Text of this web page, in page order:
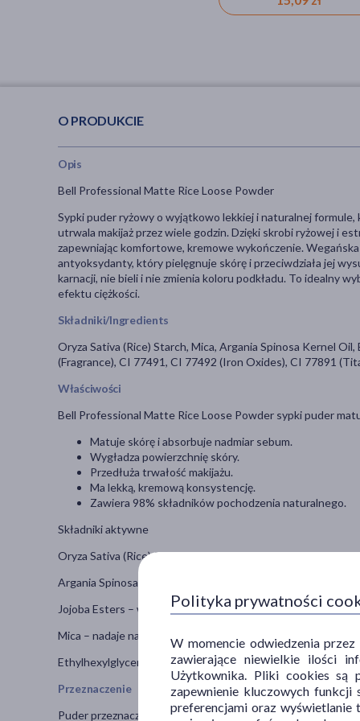
O PRODUKCIE
Opis
Bell Professional Matte Rice Loose Powder
Sypki puder ryżowy o wyjątkowo lekkiej i naturalnej
utrwala makijaż przez wiele godzin. Dzięki skrobi ryżowej i
zapewniając komfortowe, kremowe wykończenie.
antyoksydanty, który pielęgnuje skórę i przeciwdziała jej
karnacji, nie bieli i nie zmienia koloru podkładu. To idealny
efektu ciężkości.
Składniki/Ingredients
Oryza Sativa (Rice) Starch, Mica, Argania Spinosa Kernel
(Fragrance), CI 77491, CI 77492 (Iron Oxides), CI 77891
Właściwości
Bell Professional Matte Rice Loose Powder sypki puder
Matuje skórę i absorbuje nadmiar sebum.
Wygładza powierzchnię skóry.
Przedłuża trwałość makijażu.
Ma lekką, kremową konsystencję.
Zawiera 98% składników pochodzenia naturalnego.
Składniki aktywne
Oryza Sativa (Rice) Starch – absorbuje sebum, zapewnia
Argania Spinosa Kernel Oil – odżywia i nawilża, bogaty w
Jojoba Esters – wygładzają skórę, nadają pudrowi kremowe
Mica – nadaje naturalne rozświetlenie i optycznie wygładza
Ethylhexylglycerin, Phenoxyethanol – działają ochronnie i
Przeznaczenie
Puder przeznaczony dla osób z cerą tłustą i mieszaną,
Polityka prywatności
W momencie odwiedzenia
zawierające niewielkie ilości
Użytkownika. Pliki cookies są
zapewnienie kluczowych funkcji
preferencjami oraz wyświetlanie